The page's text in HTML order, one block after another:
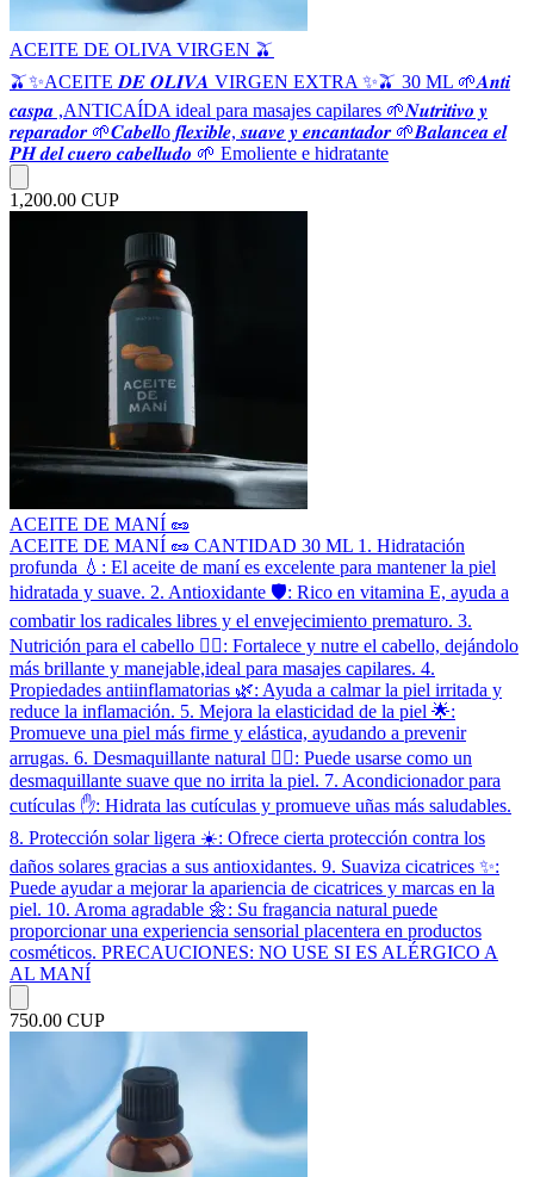
ACEITE DE OLIVA VIRGEN 🫒
🫒✨ACEITE 𝑫𝑬 𝑶𝑳𝑰𝑽𝑨 VIRGEN EXTRA ✨🫒 30 ML 🌱𝑨𝒏𝒕𝒊
𝒄𝒂𝒔𝒑𝒂 ,ANTICAÍDA ideal para masajes capilares 🌱𝑵𝒖𝒕𝒓𝒊𝒕𝒊𝒗𝒐 𝒚
𝒓𝒆𝒑𝒂𝒓𝒂𝒅𝒐𝒓 🌱𝑪𝒂𝒃𝒆𝒍𝒍o 𝒇𝒍𝒆𝒙𝒊𝒃𝒍𝒆, 𝒔𝒖𝒂𝒗𝒆 𝒚 𝒆𝒏𝒄𝒂𝒏𝒕𝒂𝒅𝒐𝒓 🌱𝑩𝒂𝒍𝒂𝒏𝒄𝒆𝒂 𝒆𝒍
𝑷𝑯 𝒅𝒆𝒍 𝒄𝒖𝒆𝒓𝒐 𝒄𝒂𝒃𝒆𝒍𝒍𝒖𝒅𝒐 🌱 Emoliente e hidratante
1,200.00 CUP
ACEITE DE MANÍ 🥜
ACEITE DE MANÍ 🥜 CANTIDAD 30 ML 1. Hidratación
profunda 💧: El aceite de maní es excelente para mantener la piel
hidratada y suave. 2. Antioxidante 🛡️: Rico en vitamina E, ayuda a
combatir los radicales libres y el envejecimiento prematuro. 3.
Nutrición para el cabello 💇‍♀️: Fortalece y nutre el cabello, dejándolo
más brillante y manejable,ideal para masajes capilares. 4.
Propiedades antiinflamatorias 🌿: Ayuda a calmar la piel irritada y
reduce la inflamación. 5. Mejora la elasticidad de la piel 🌟:
Promueve una piel más firme y elástica, ayudando a prevenir
arrugas. 6. Desmaquillante natural 🧖‍♀️: Puede usarse como un
desmaquillante suave que no irrita la piel. 7. Acondicionador para
cutículas ✋: Hidrata las cutículas y promueve uñas más saludables.
8. Protección solar ligera ☀️: Ofrece cierta protección contra los
daños solares gracias a sus antioxidantes. 9. Suaviza cicatrices ✨:
Puede ayudar a mejorar la apariencia de cicatrices y marcas en la
piel. 10. Aroma agradable 🌼: Su fragancia natural puede
proporcionar una experiencia sensorial placentera en productos
cosméticos. PRECAUCIONES: NO USE SI ES ALÉRGICO A
AL MANÍ
750.00 CUP